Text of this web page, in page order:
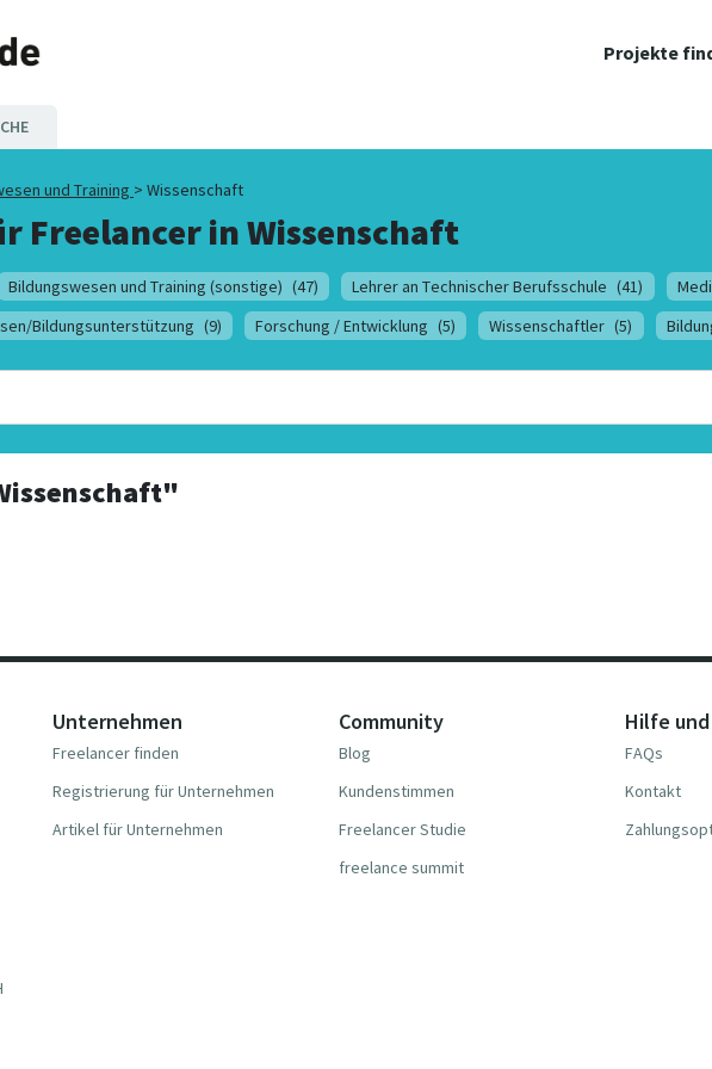
Projekte
und Training > Wissenschaft
Freelancer inWissenschaft
Bildungswesen und Training (sonstige) (47) Lehrer an Technischer Berufsschule (41)
Bildungsunterstützung (9) Forschung / Entwicklung (5) Wissenschaftler (5)
Unternehmen
Freelancer finden
Registrierung für Unternehmen
Artikel für Unternehmen
Community
Blog
Kundenstimmen
Freelancer Studie
freelance summit
Hilfe
FAQs
Kontakt